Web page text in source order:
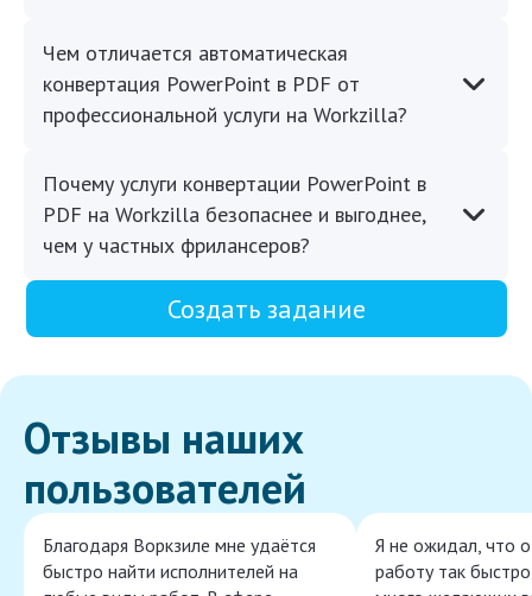
Чем отличается автоматическая
конвертация PowerPoint в PDF от
профессиональной услуги на Workzilla?
Почему услуги конвертации PowerPoint в
PDF на Workzilla безопаснее и выгоднее,
чем у частных фрилансеров?
Создать задание
Отзывы наших
пользователей
Благодаря Воркзиле мне удаётся
быстро найти исполнителей на
Я не ожидал, что
работу так